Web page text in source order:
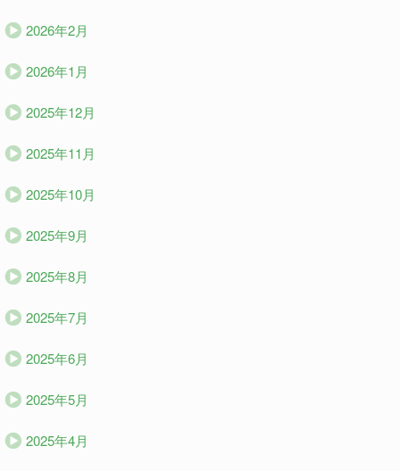
2026年2月
2026年1月
2025年12月
2025年11月
2025年10月
2025年9月
2025年8月
2025年7月
2025年6月
2025年5月
2025年4月